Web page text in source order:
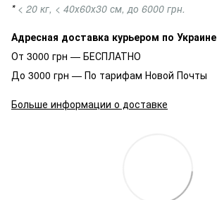
* < 20 кг, < 40х60х30 см, до 6000 грн.
Адресная доставка курьером по Украине
От 3000 грн — БЕСПЛАТНО
До 3000 грн — По тарифам Новой Почты
Больше информации о доставке